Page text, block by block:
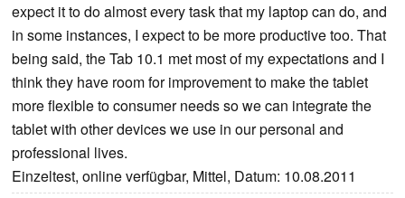
expect it to do almost every task that my laptop can do, and
in some instances, I expect to be more productive too. That
being said, the Tab 10.1 met most of my expectations and I
think they have room for improvement to make the tablet
more flexible to consumer needs so we can integrate the
tablet with other devices we use in our personal and
professional lives.
Einzeltest, online verfügbar, Mittel, Datum: 10.08.2011